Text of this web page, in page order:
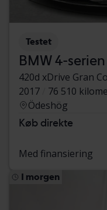
Testet
BMW 4-serien
420d xDrive Gran
2017
76 510
Ödeshög
Køb direkte
Med finansiering
I morgen